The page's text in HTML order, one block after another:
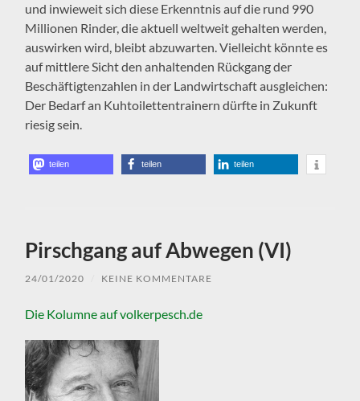
und inwieweit sich diese Erkenntnis auf die rund 990
Millionen Rinder, die aktuell weltweit gehalten werden,
auswirken wird, bleibt abzuwarten. Vielleicht könnte es
auf mittlere Sicht den anhaltenden Rückgang der
Beschäftigtenzahlen in der Landwirtschaft ausgleichen:
Der Bedarf an Kuhtoilettentrainern dürfte in Zukunft
riesig sein.
teilen teilen teilen
Pirschgang auf Abwegen (VI)
24/01/2020 KEINE KOMMENTARE
Die Kolumne auf volkerpesch.de